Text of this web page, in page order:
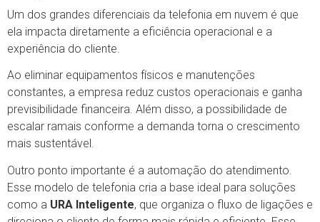
Um dos grandes diferenciais da telefonia em nuvem é que
ela impacta diretamente a eficiência operacional e a
experiência do cliente.
Ao eliminar equipamentos físicos e manutenções
constantes, a empresa reduz custos operacionais e ganha
previsibilidade financeira. Além disso, a possibilidade de
escalar ramais conforme a demanda torna o crescimento
mais sustentável.
Outro ponto importante é a automação do atendimento.
Esse modelo de telefonia cria a base ideal para soluções
como a URA Inteligente, que organiza o fluxo de ligações e